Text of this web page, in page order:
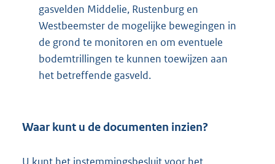
gasvelden Middelie, Rustenburg en
Westbeemster de mogelijke bewegingen in
de grond te monitoren en om eventuele
bodemtrillingen te kunnen toewijzen aan
het betreffende gasveld.
Waar kunt u de documenten inzien?